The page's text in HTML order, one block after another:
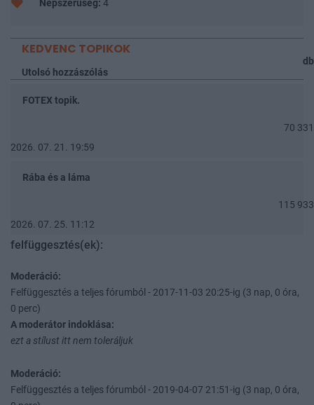
Népszerűség: 4
KEDVENC TOPIKOK
db
Utolsó hozzászólás
FOTEX topik.
70 331
2026. 07. 21. 19:59
Rába és a láma
115 933
2026. 07. 25. 11:12
felfüggesztés(ek):
Moderáció:
Felfüggesztés a teljes fórumból - 2017-11-03 20:25-ig (3 nap, 0 óra,
0 perc)
A moderátor indoklása:
ezt a stílust itt nem toleráljuk
Moderáció:
Felfüggesztés a teljes fórumból - 2019-04-07 21:51-ig (3 nap, 0 óra,